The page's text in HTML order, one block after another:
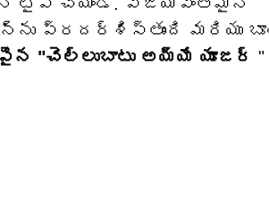
ప్రదర్శిస్తుంది మరియు
"చెల్లుబాటు అయ్యే యూజర్ "